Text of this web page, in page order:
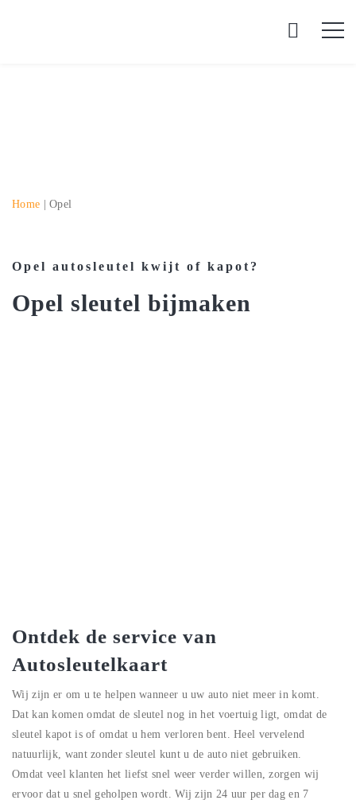
Home |Opel
Opel autosleutel kwijt of kapot?
Opel sleutel bijmaken
Ontdek de service van
Autosleutelkaart
Wij zijn er om u te helpen wanneer u uw auto niet meer in komt.
Dat kan komen omdat de sleutel nog in het voertuig ligt, omdat de
sleutel kapot is of omdat u hem verloren bent. Heel vervelend
natuurlijk, want zonder sleutel kunt u de auto niet gebruiken.
Omdat veel klanten het liefst snel weer verder willen, zorgen wij
ervoor dat u snel geholpen wordt. Wij zijn 24 uur per dag en 7